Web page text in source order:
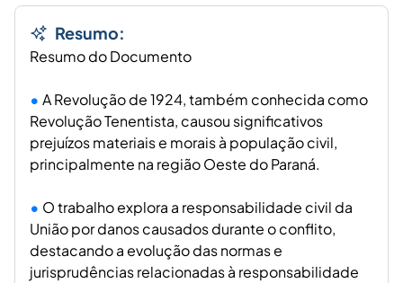
Resumo:
Resumo do Documento
A Revolução de 1924, também conhecida como
Revolução Tenentista, causou significativos
prejuízos materiais e morais à população civil,
principalmente na região Oeste do Paraná.
O trabalho explora a responsabilidade civil da
União por danos causados durante o conflito,
destacando a evolução das normas e
jurisprudências relacionadas à responsabilidade